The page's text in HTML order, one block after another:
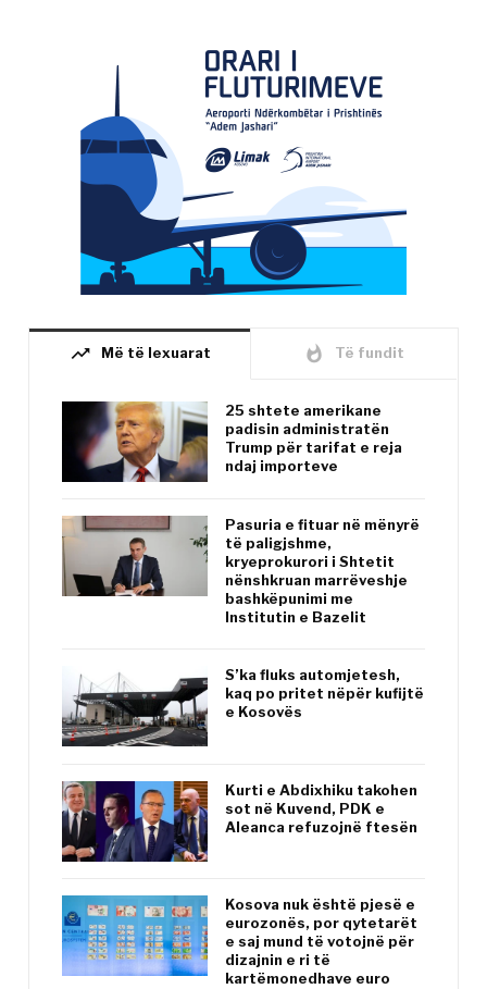
trending_up Më të lexuarat whatshot Të fundit
25 shtete amerikane
padisin administratën
Trump për tarifat e reja
ndaj importeve
Pasuria e fituar në mënyrë
të paligjshme,
kryeprokurori i Shtetit
nënshkruan marrëveshje
bashkëpunimi me
Institutin e Bazelit
S’ka fluks automjetesh,
kaq po pritet nëpër kufijtë
e Kosovës
Kurti e Abdixhiku takohen
sot në Kuvend, PDK e
Aleanca refuzojnë ftesën
Kosova nuk është pjesë e
eurozonës, por qytetarët
e saj mund të votojnë për
dizajnin e ri të
kartëmonedhave euro